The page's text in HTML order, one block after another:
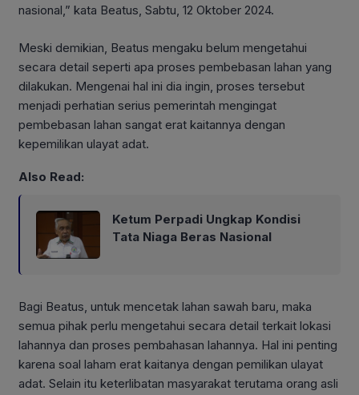
nasional,” kata Beatus, Sabtu, 12 Oktober 2024.
Meski demikian, Beatus mengaku belum mengetahui
secara detail seperti apa proses pembebasan lahan yang
dilakukan. Mengenai hal ini dia ingin, proses tersebut
menjadi perhatian serius pemerintah mengingat
pembebasan lahan sangat erat kaitannya dengan
kepemilikan ulayat adat.
Also Read:
Ketum Perpadi Ungkap Kondisi
Tata Niaga Beras Nasional
Bagi Beatus, untuk mencetak lahan sawah baru, maka
semua pihak perlu mengetahui secara detail terkait lokasi
lahannya dan proses pembahasan lahannya. Hal ini penting
karena soal laham erat kaitanya dengan pemilikan ulayat
adat. Selain itu keterlibatan masyarakat terutama orang asli